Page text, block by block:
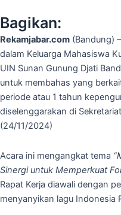
Bagikan:
Rekamjabar.com (Bandung)
dalam Keluarga Mahasiswa
UIN Sunan Gunung Djati
untuk membahas yang
periode atau 1 tahun
diselenggarakan di
(24/11/2024)
Acara ini mengangkat tema
Sinergi untuk Memperkuat
Rapat Kerja diawali dengan
menyanyikan lagu Indonesia